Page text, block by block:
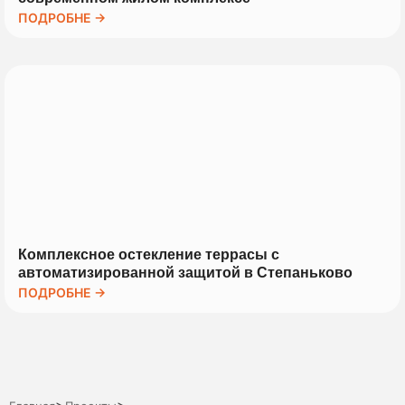
ПОДРОБНЕ →
Комплексное остекление террасы с
автоматизированной защитой в Степаньково
ПОДРОБНЕ →